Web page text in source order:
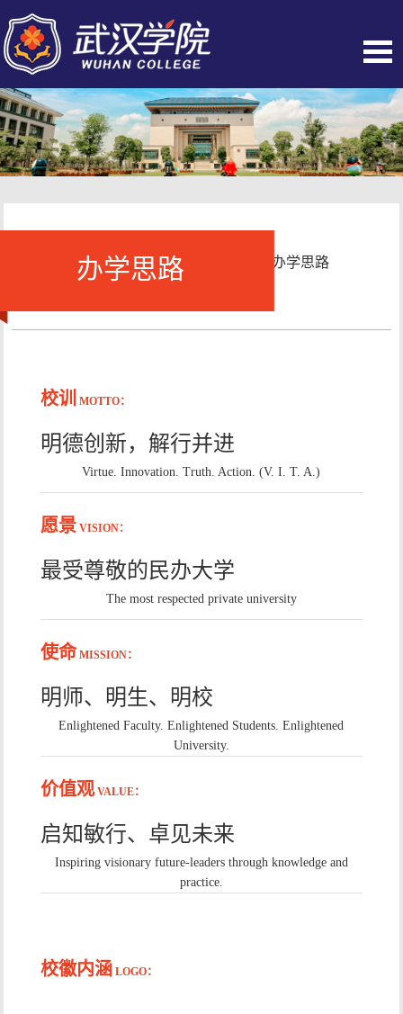
办学思路
当前位置： 首页 办学思路
校训 MOTTO：
明德创新，解行并进
Virtue. Innovation. Truth. Action. (V. I. T. A.)
愿景VISION：
最受尊敬的民办大学
The most respected private university
使命 MISSION：
明师、明生、明校
Enlightened Faculty. Enlightened Students. Enlightened
University.
价值观VALUE：
启知敏行、卓见未来
Inspiring visionary future-leaders through knowledge and
practice.
校徽内涵 LOGO：